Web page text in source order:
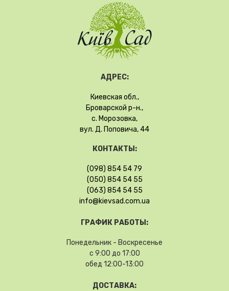
АДРЕС:
Киевская обл.,
Броварской р-н.,
с. Морозовка,
вул. Д. Поповича, 44
КОНТАКТЫ:
(098) 854 54 79
(050) 854 54 55
(063) 854 54 55
info@kievsad.com.ua
ГРАФИК РАБОТЫ:
Понедельник - Воскресенье
с 9:00 до 17:00
обед 12:00-13:00
ДОСТАВКА: